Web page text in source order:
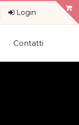
Login
Contatti